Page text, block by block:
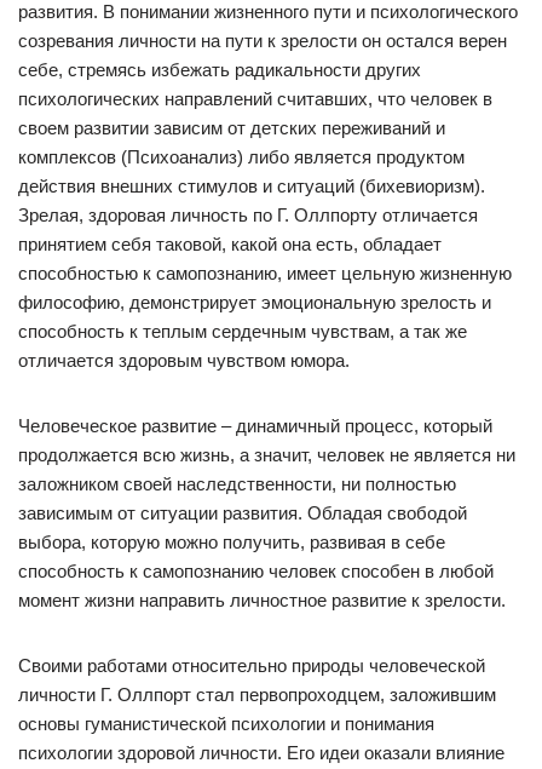
развития. В понимании жизненного пути и психологического
созревания личности на пути к зрелости он остался верен
себе, стремясь избежать радикальности других
психологических направлений считавших, что человек в
своем развитии зависим от детских переживаний и
комплексов (Психоанализ) либо является продуктом
действия внешних стимулов и ситуаций (бихевиоризм).
Зрелая, здоровая личность по Г. Оллпорту отличается
принятием себя таковой, какой она есть, обладает
способностью к самопознанию, имеет цельную жизненную
философию, демонстрирует эмоциональную зрелость и
способность к теплым сердечным чувствам, а так же
отличается здоровым чувством юмора.
Человеческое развитие – динамичный процесс, который
продолжается всю жизнь, а значит, человек не является ни
заложником своей наследственности, ни полностью
зависимым от ситуации развития. Обладая свободой
выбора, которую можно получить, развивая в себе
способность к самопознанию человек способен в любой
момент жизни направить личностное развитие к зрелости.
Своими работами относительно природы человеческой
личности Г. Оллпорт стал первопроходцем, заложившим
основы гуманистической психологии и понимания
психологии здоровой личности. Его идеи оказали влияние